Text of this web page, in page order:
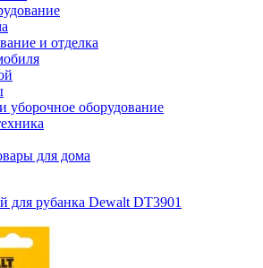
и отделка
уборочное оборудование
для дома
для рубанка Dewalt DT3901